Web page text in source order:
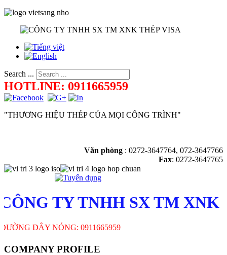
Search ...
HOTLINE: 0911665959
"THƯƠNG HIỆU THÉP CỦA MỌI CÔNG TRÌNH"
Văn phòng : 0272-3647764, 072-3647766
Fax: 0272-3647765
TY TNHH SX TM XNK
DÂY NÓNG: 0911665959
COMPANY PROFILE